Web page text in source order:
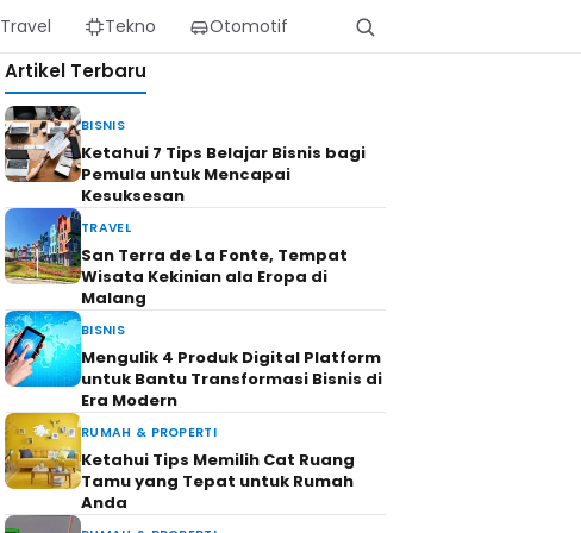
Travel Tekno Otomotif
Artikel Terbaru
BISNIS
Ketahui 7 Tips Belajar Bisnis bagi
Pemula untuk Mencapai
Kesuksesan
TRAVEL
San Terra de La Fonte, Tempat
Wisata Kekinian ala Eropa di
Malang
BISNIS
Mengulik 4 Produk Digital Platform
untuk Bantu Transformasi Bisnis di
Era Modern
RUMAH & PROPERTI
Ketahui Tips Memilih Cat Ruang
Tamu yang Tepat untuk Rumah
Anda